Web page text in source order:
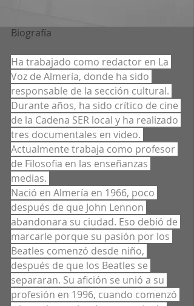
Biografía
Ha trabajado como redactor en La
Voz de Almería, donde ha sido
responsable de la sección cultural.
Durante años, ha sido crítico de cine
de la Cadena SER local y ha realizado
tres documentales en video.
Actualmente trabaja como profesor
de Filosofia en las enseñanzas
medias.
Nació en Almería en 1966, poco
después de que John Lennon
abandonara su ciudad. Eso debió de
marcarle porque su pasión por los
Beatles comenzó desde niño,
después de que los Beatles se
separaran. Su afición se unió a su
profesión en 1996, cuando comenzó